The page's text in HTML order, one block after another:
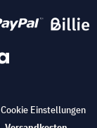
Cookie Einstellungen